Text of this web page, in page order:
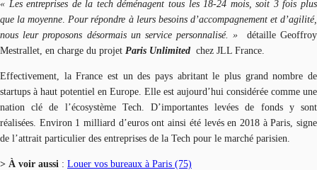
« Les entreprises de la tech déménagent tous les 18-24 mois, soit 3 fois plus
que la moyenne Pour répondre à leurs besoins d’accompagnement et d’agilité,
nous leur proposons désormais un service personnalisé. » détaille Geoffroy
Mestrallet, en charge du projet Paris Unlimited chez JLL France.
Effectivement, la France est un des pays abritant le plus grand nombre de
startups à haut potentiel en Europe. Elle est aujourd’hui considérée comme une
nation clé de l’écosystème Tech. D’importantes levées de fonds y sont
réalisées. Environ 1 milliard d’euros ont ainsi été levés en 2018 à Paris, signe
de l’attrait particulier des entreprises de la Tech pour le marché parisien.
> À voir aussi : Louer vos bureaux à Paris (75)